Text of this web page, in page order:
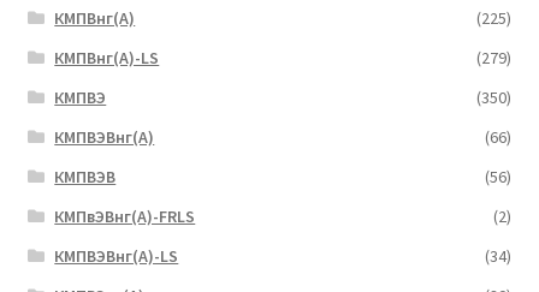
КМПВнг(А)
(225)
КМПВнг(А)-LS
(279)
КМПВЭ
(350)
КМПВЭBнг(А)
(66)
КМПВЭВ
(56)
КМПвЭВнг(А)-FRLS
(2)
КМПВЭВнг(А)-LS
(34)